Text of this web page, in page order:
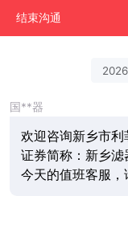
结束沟通
国**器
欢迎咨询新乡市利
证券简称：新乡
今天的值班客服，